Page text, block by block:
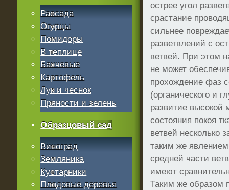
острее угол
срастание
сильнее
разветвлений с
ветвей. При этом
не может
прохождение фаз
(органического и
развитие высокой
состояния покоя
ветвей несколько
таким же
средней части
имеют
Таким же образом
Рассада
Огурцы
Помидоры
В теплице
Бахчевые
Картофель
Лук и чеснок
Пряности и зелень
Образцовый сад
Виноград
Земляника
Кустарники
Плодовые деревья